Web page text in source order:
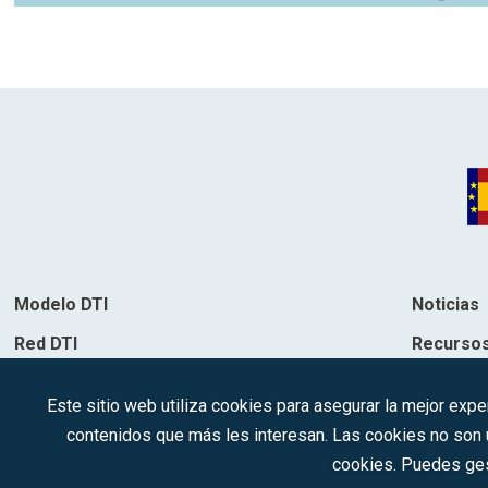
Modelo DTI
Red DTI
Noticias
Este sitio web utiliza cookies para asegurar la mejor
contenidos que más les interesan. Las cookies no
cookies. Puedes